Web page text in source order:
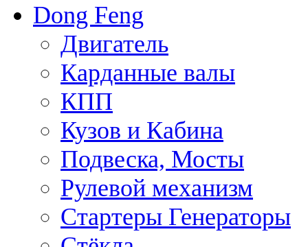
Dong Feng
Двигатель
Карданные валы
КПП
Кузов и Кабина
Подвеска, Мосты
Рулевой механизм
Стартеры Генераторы